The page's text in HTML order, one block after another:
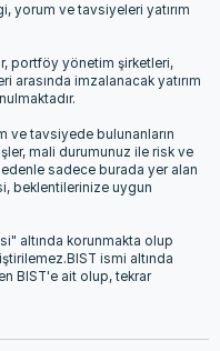
yorum ve tavsiyeleri yatırım
portföy yönetim şirketleri,
arasında imzalanacak yatırım
ve tavsiyede bulunanların
mali durumunuz ile risk ve
sadece burada yer alan
beklentilerinize uygun
altında korunmakta olup
ismi altında
BIST'e ait olup, tekrar